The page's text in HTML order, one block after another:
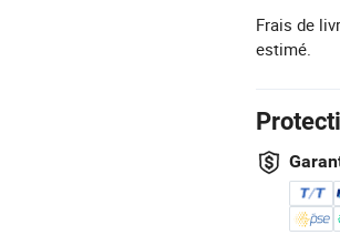
Frais de
estimé.